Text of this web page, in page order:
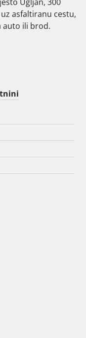
asfaltiranu cestu,
auto ili brod.